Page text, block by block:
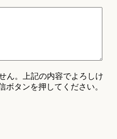
ん。上記の内容でよろしけ
ボタンを押してください。